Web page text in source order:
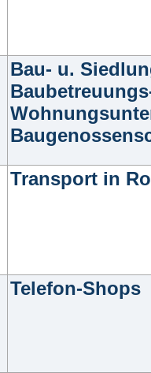
Bau- u.
Transport in
Telefon-Shops